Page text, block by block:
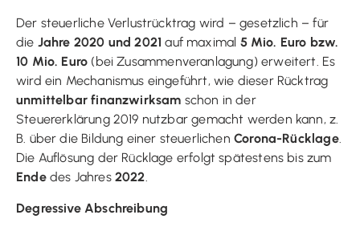
Der steuerliche Verlustrücktrag wird – gesetzlich – für
die Jahre 2020 und 2021 auf maximal 5 Mio. Euro bzw.
10 Mio. Euro (bei Zusammenveranlagung) erweitert. Es
wird ein Mechanismus eingeführt, wie dieser Rücktrag
unmittelbar finanzwirksam schon in der
Steuererklärung 2019 nutzbar gemacht werden kann, z.
B. über die Bildung einer steuerlichenCorona-Rücklage.
Die Auflösung der Rücklage erfolgt spätestens bis zum
Endedes Jahres 2022
Degressive Abschreibung